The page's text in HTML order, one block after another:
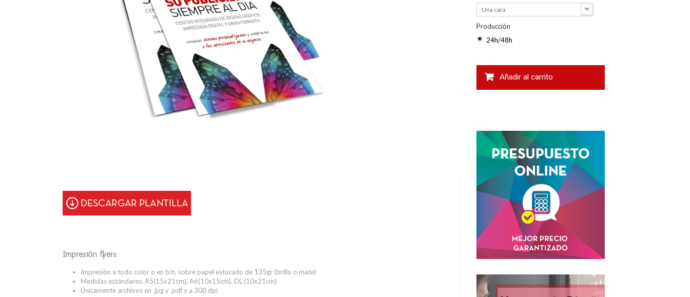
Impresión flyers:
Impresión a todo color o en b/n, sobre papel estucado de 135gr (brillo o mate)
Medidas estándares: A5(15x21cm), A6(10x15cm), DL (10x21cm)
Únicamente archivos en .jpg y .pdf y a 300 dpi
Una cara
Producción
24h/48h
Añadir al carrito